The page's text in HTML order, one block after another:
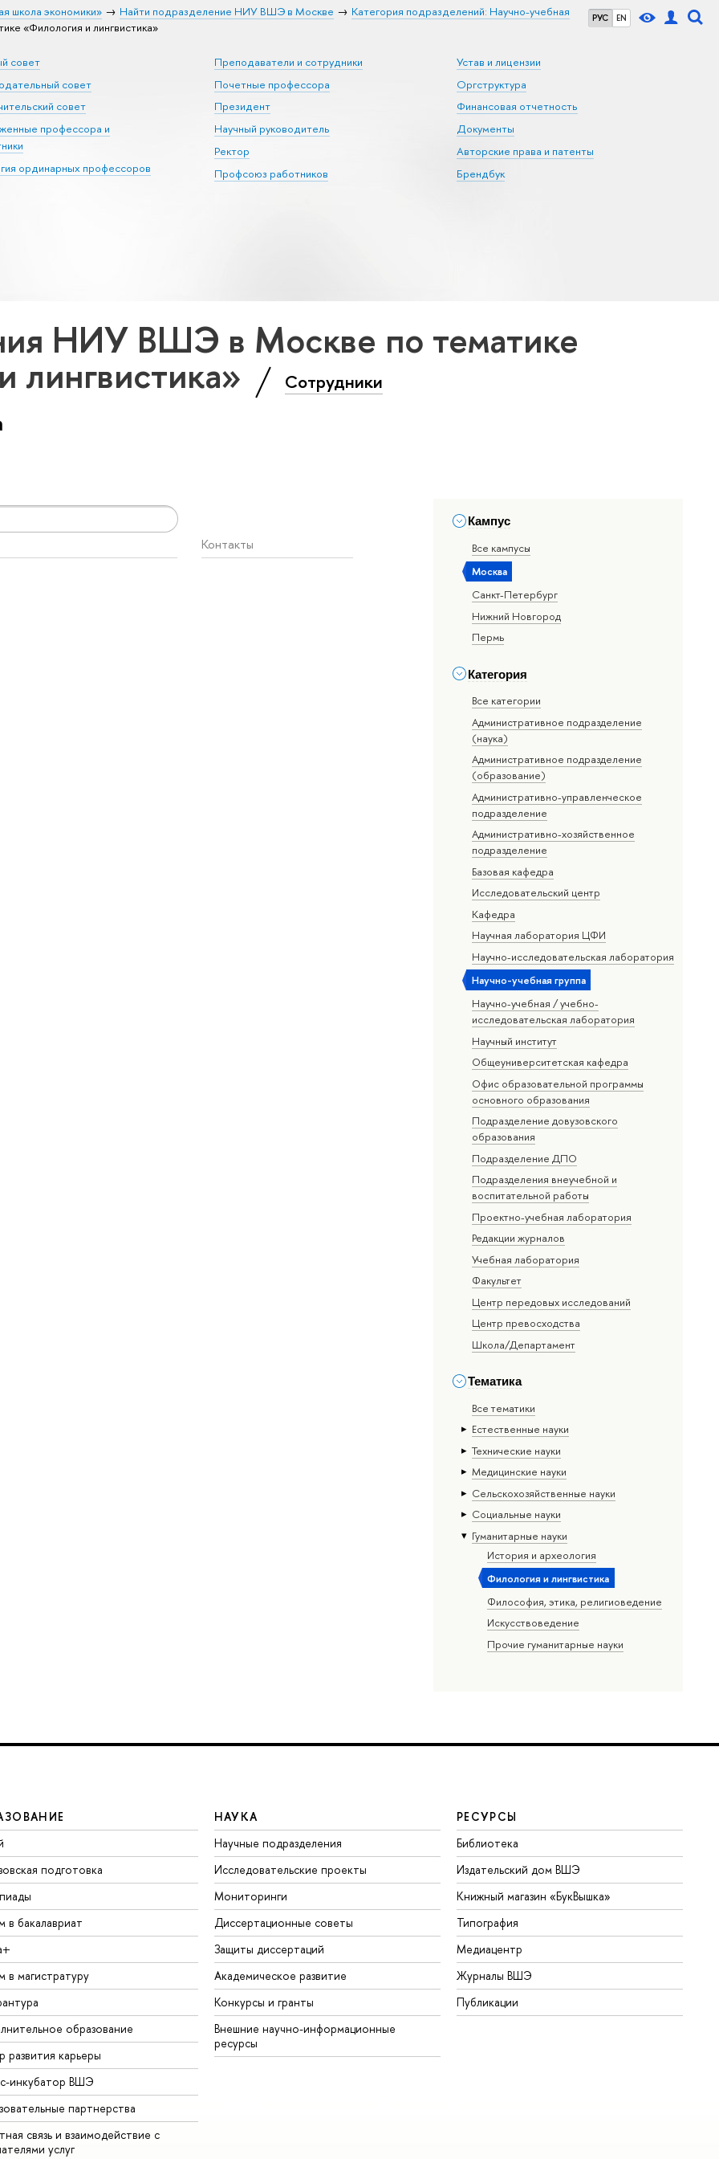
РУС EN
школа экономики» Найти подразделение НИУ ВШЭ в Москве
Категория подразделений: Научно-учебная
«Филология и лингвистика»
совет
совет
совет
профессора и
ординарных профессоров
Преподаватели и сотрудники
Почетные профессора
Президент
Научный руководитель
Ректор
Профсоюз работников
Устав и лицензии
Оргструктура
Финансовая отчетность
Документы
Авторские права и патенты
Брендбук
НИУ ВШЭ в Москве по тематике
лингвистика» Сотрудники
Кампус
Все кампусы
Москва
Санкт-Петербург
Нижний Новгород
Пермь
Категория
Все категории
Административное подразделение
(наука)
Административное подразделение
(образование)
Административно-управленческое
подразделение
Административно-хозяйственное
подразделение
Базовая кафедра
Исследовательский центр
Кафедра
Научная лаборатория ЦФИ
Научно-исследовательская лаборатория
Научно-учебная группа
Научно-учебная / учебно-
исследовательская лаборатория
Научный институт
Общеуниверситетская кафедра
Офис образовательной программы
основного образования
Подразделение довузовского
образования
Подразделение ДПО
Подразделения внеучебной и
воспитательной работы
Проектно-учебная лаборатория
Редакции журналов
Учебная лаборатория
Факультет
Центр передовых исследований
Центр превосходства
Школа/Департамент
Тематика
Все тематики
Естественные науки
Тех­ничес­кие науки
Медицинские науки
Сельскохозяйственные науки
Социальные науки
Гуманитарные науки
История и археология
Филология и лингвистика
Философия, этика, религиоведение
Искусствоведение
Прочие гуманитарные науки
Контакты
подготовка
в бакалавриат
в магистратуру
образование
развития карьеры
инкубатор ВШЭ
партнерства
связь и взаимодействие с
услуг
НАУКА
Научные подразделения
Исследовательские проекты
Мониторинги
Диссертационные советы
Защиты диссертаций
Академическое развитие
Конкурсы и гранты
Внешние научно-информационные
ресурсы
РЕСУРСЫ
Библиотека
Издательский дом ВШЭ
Книжный магазин «БукВышка»
Типография
Медиацентр
Журналы ВШЭ
Публикации